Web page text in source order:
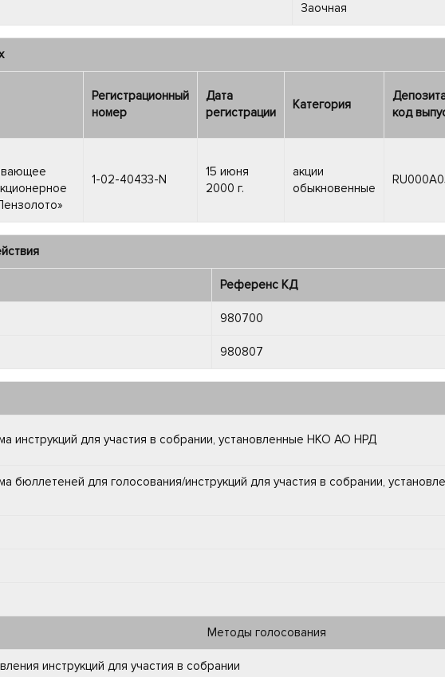
Заочная
Регистрационный
номер
Дата
регистрации
Категория
код
1-02-40433-N
15 июня
2000 г.
акции
обыкновенные
Референс КД
980700
980807
инструкций для участия в собрании, установленные НКО АО НРД
бюллетеней для голосования/инструкций для участия в собрании,
Методы голосования
инструкций для участия в собрании